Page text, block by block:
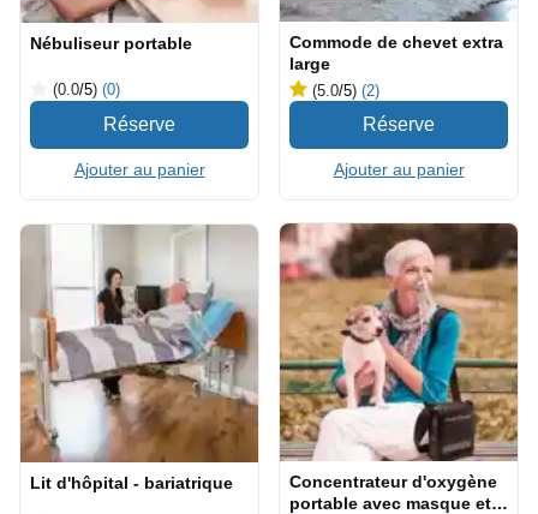
Nébuliseur portable
(0.0/5) (0)
Ajouter au panier
Commode de chevet extra
large
(5.0/5) (2)
Ajouter au panier
Lit d'hôpital - bariatrique
Concentrateur d'oxygène
portable avec masque et